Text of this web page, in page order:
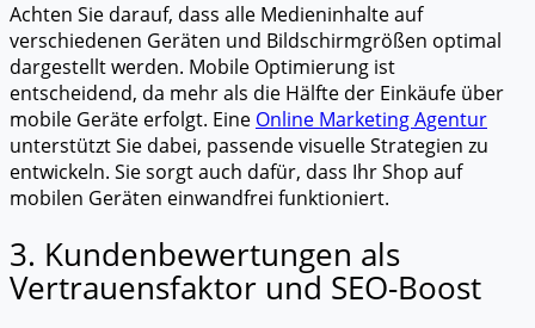
Achten Sie darauf, dass alle Medieninhalte auf
verschiedenen Geräten und Bildschirmgrößen optimal
dargestellt werden. Mobile Optimierung ist
entscheidend, da mehr als die Hälfte der Einkäufe über
mobile Geräte erfolgt. Eine Online Marketing Agentur
unterstützt Sie dabei, passende visuelle Strategien zu
entwickeln. Sie sorgt auch dafür, dass Ihr Shop auf
mobilen Geräten einwandfrei funktioniert.
3. Kundenbewertungen als
Vertrauensfaktor und SEO-Boost